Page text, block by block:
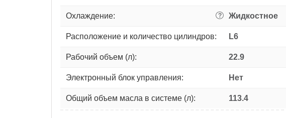
Охлаждение: ? Жидкостное
Расположение и количество цилиндров: L6
Рабочий объем (л): 22.9
Электронный блок управления: Нет
Общий объем масла в системе (л): 113.4